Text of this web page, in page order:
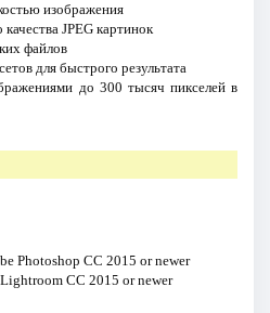
изображения
JPEG картинок
файлов
для быстрого результата
до 300 тысяч пикселей в
Photoshop CC 2015 or newer
CC 2015 or newer